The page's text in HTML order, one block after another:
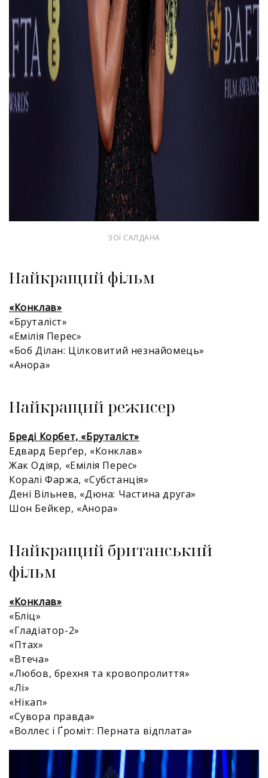
ЗОЇ САЛДАНА
Найкращий фільм
«Конклав»
«Бруталіст»
«Емілія Перес»
«Боб Ділан: Цілковитий незнайомець»
«Анора»
Найкращий режисер
Бреді Корбет, «Бруталіст»
Едвард Берґер, «Конклав»
Жак Одіяр, «Емілія Перес»
Коралі Фаржа, «Субстанція»
Дені Вільнев, «Дюна: Частина друга»
Шон Бейкер, «Анора»
Найкращий британський
фільм
«Конклав»
«Бліц»
«Гладіатор-2»
«Птах»
«Втеча»
«Любов, брехня та кровопролиття»
«Лі»
«Нікап»
«Сувора правда»
«Воллес і Ґроміт: Перната відплата»